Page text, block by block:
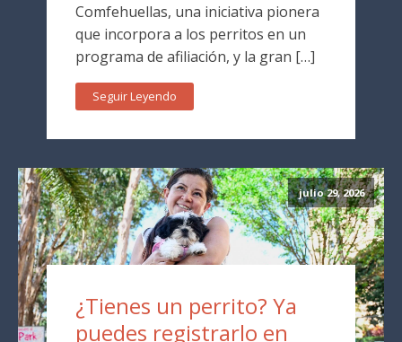
Comfehuellas, una iniciativa pionera
que incorpora a los perritos en un
programa de afiliación, y la gran […]
Seguir Leyendo
julio 29, 2026
¿Tienes un perrito? Ya
puedes registrarlo en